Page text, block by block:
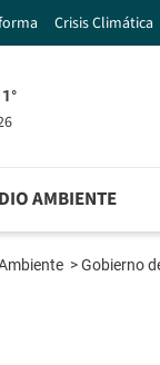
Crisis Climática
AMBIENTE
>Gobierno